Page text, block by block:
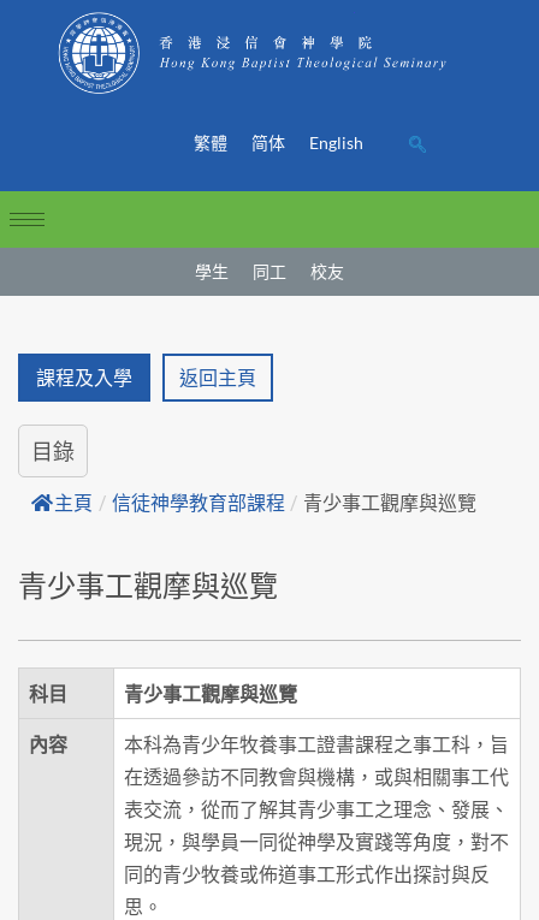
繁體 简体 English
學生 同工 校友
課程及入學 返回主頁
目錄
主頁 / 信徒神學教育部課程 / 青少事工觀摩與巡覽
青少事工觀摩與巡覽
科目 青少事工觀摩與巡覽
內容
本科為青少年牧養事工證書課程之事工科，旨
在透過參訪不同教會與機構，或與相關事工代
表交流，從而了解其青少事工之理念、發展、
現況，與學員一同從神學及實踐等角度，對不
同的青少牧養或佈道事工形式作出探討與反
思。